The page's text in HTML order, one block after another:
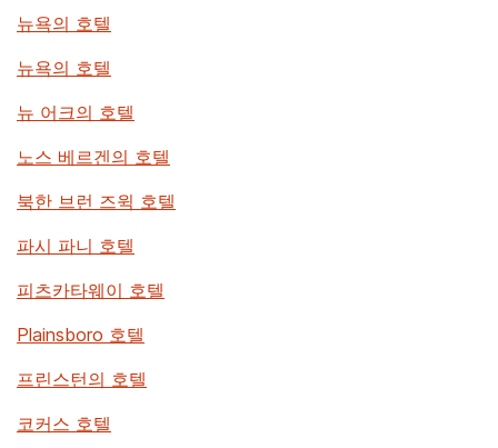
뉴욕의 호텔
뉴욕의 호텔
뉴 어크의 호텔
노스 베르겐의 호텔
북한 브런 즈윅 호텔
파시 파니 호텔
피츠카타웨이 호텔
Plainsboro 호텔
프린스턴의 호텔
코커스 호텔